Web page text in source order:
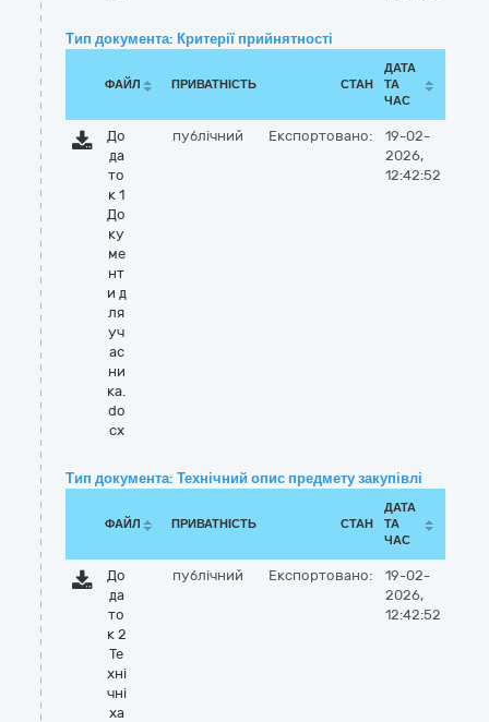
Тип документа: Критерії прийнятності
ФАЙЛ ПРИВАТНІСТЬ СТАН
ДАТА
ТА
ЧАС
До
да
то
к 1
До
ку
ме
нт
и д
ля
уч
ас
ни
ка.
do
cx
публічний Експортовано:
19-02-
2026,
12:42:52
Тип документа: Технічний опис предмету закупівлі
ФАЙЛ ПРИВАТНІСТЬ СТАН
ДАТА
ТА
ЧАС
До
да
то
к 2
Те
хні
чні
ха
публічний Експортовано:
19-02-
2026,
12:42:52